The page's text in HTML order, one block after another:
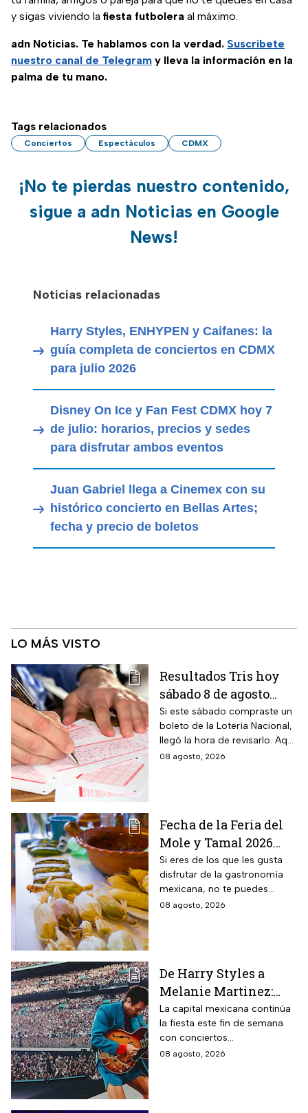
y sigas viviendo la fiesta futbolera al máximo.
adn Noticias. Te hablamos con la verdad. Suscríbete
nuestro canal de Telegram y lleva la información en la
palma de tu mano.
Tags relacionados
Conciertos Espectáculos CDMX
¡No te pierdas nuestro contenido,
sigue a adn Noticias en Google
News!
Noticias relacionadas
Harry Styles, ENHYPEN y Caifanes: la
guía completa de conciertos en CDMX
para julio 2026
Disney On Ice y Fan Fest CDMX hoy 7
de julio: horarios, precios y sedes
para disfrutar ambos eventos
Juan Gabriel llega a Cinemex con su
histórico concierto en Bellas Artes;
fecha y precio de boletos
LO MÁS VISTO
Resultados Tris hoy
sábado 8 de agosto
2026: consulta los
números ganadores
de la Lotería Nacional
Si este sábado compraste un
boleto de la Lotería Nacional,
llegó la hora de revisarlo. Aquí
te contamos los resultados
08 agosto, 2026
Fecha de la Feria del
Mole y Tamal 2026
para que deleites tu
paladar
Si eres de los que les gusta
disfrutar de la gastronomía
mexicana, no te puedes
perder la Feria del Mole y
08 agosto, 2026
De Harry Styles a
Melanie Martinez:
Estos son los mejores
conciertos hoy 8 de
agosto
La capital mexicana continúa
la fiesta este fin de semana
con conciertos
internacionales y obras de
08 agosto, 2026